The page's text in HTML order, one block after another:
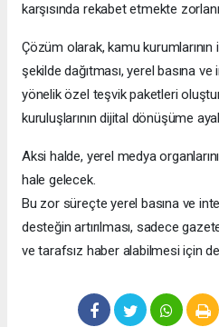
karşısında rekabet etmekte
Çözüm olarak, kamu
şekilde dağıtması, yerel basına
yönelik özel teşvik paketleri
kuruluşlarının dijital dönüşüme
Aksi halde, yerel medya
hale gelecek.
Bu zor süreçte yerel basına ve
desteğin artırılması, sadece
ve tarafsız haber alabilmesi için